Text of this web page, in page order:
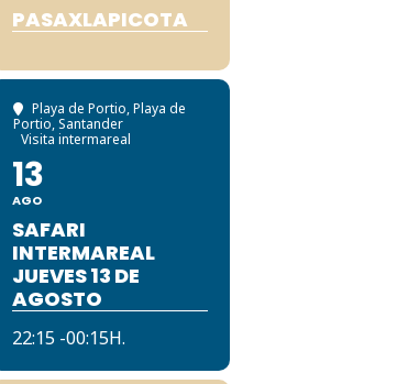
PASAXLAPICOTA
Playa de Portio, Playa de
Portio, Santander
Visita intermareal
13
AGO
SAFARI
INTERMAREAL
JUEVES 13 DE
AGOSTO
22:15 -00:15H.